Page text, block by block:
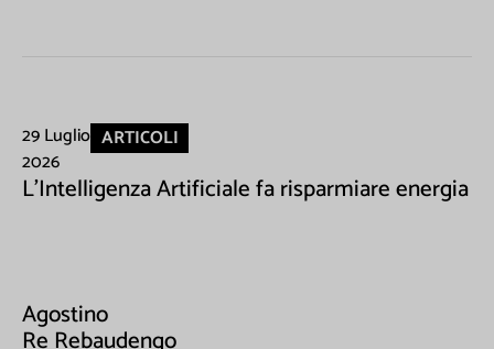
29 Luglio
2026
ARTICOLI
L'Intelligenza Artificiale fa risparmiare energia
Agostino
Re Rebaudengo